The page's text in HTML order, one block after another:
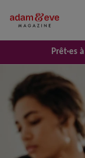
Prêt·es